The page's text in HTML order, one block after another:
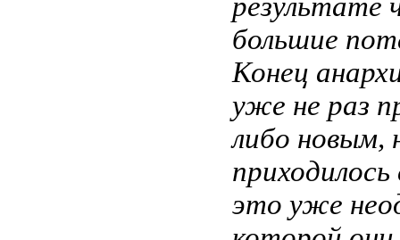
большие
Конец
уже не раз
либо новым,
это уже